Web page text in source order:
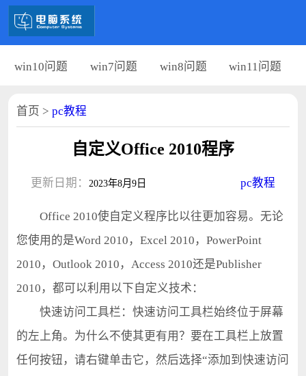
win10问题 win7问题 win8问题 win11问题
首页 > pc教程
自定义Office 2010程序
更新日期： 2023年8月9日 pc教程
Office 2010使自定义程序比以往更加容易。无论
您使用的是Word 2010，Excel 2010，PowerPoint
2010，Outlook 2010，Access 2010还是Publisher
2010，都可以利用以下自定义技术：
快速访问工具栏：快速访问工具栏始终位于屏幕
的左上角。为什么不使其更有用？要在工具栏上放置
任何按钮，请右键单击它，然后选择“添加到快速访问